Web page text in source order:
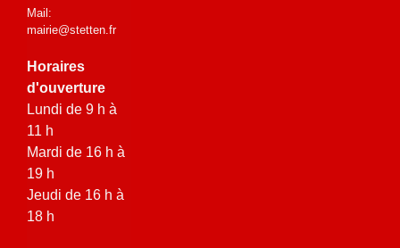
Mail:
mairie@stetten.fr
Horaires
d'ouverture
Lundi de 9 h à
11 h
Mardi de 16 h à
19 h
Jeudi de 16 h à
18 h